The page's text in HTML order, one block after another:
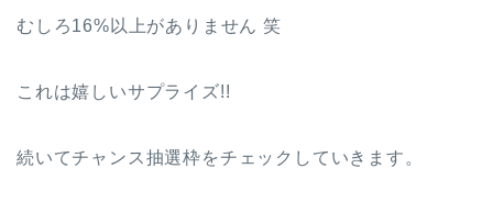
むしろ16%以上がありません 笑
これは嬉しいサプライズ!!
続いてチャンス抽選枠をチェックしていきます。